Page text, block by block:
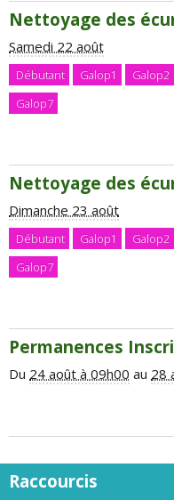
Nettoyage des
Samedi 22 août
Débutant Galop1 Galop2
Galop7
Nettoyage des
Dimanche 23 août
Débutant Galop1 Galop2
Galop7
Permanences
Du 24 août à 09h00 au 28
Raccourcis